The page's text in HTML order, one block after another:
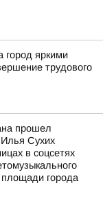
город яркими
трудового
прошел
Сухих
в соцсетях
города